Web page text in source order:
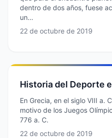
dentro de dos años, fuese
un…
22 de octubre de 2019
Historia del Deporte
En Grecia, en el siglo VIII a.
motivo de los Juegos
776 a. C.
22 de octubre de 2019